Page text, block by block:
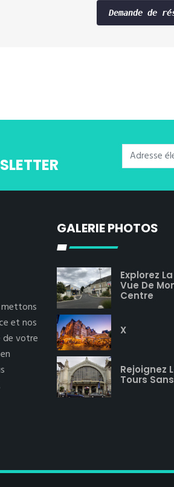
Demande de
et nos
de votre
GALERIE PHOTOS
Explorez
Vue De
Centre
X
Rejoignez
Tours